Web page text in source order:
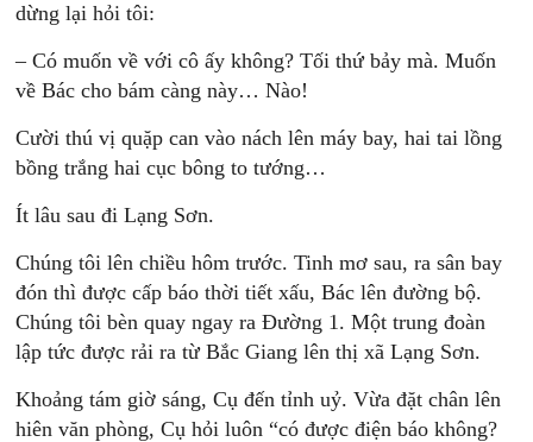
dừng lại hỏi tôi:
– Có muốn về với cô ấy không? Tối thứ bảy mà. Muốn
về Bác cho bám càng này… Nào!
Cười thú vị quặp can vào nách lên máy bay, hai tai lồng
bồng trắng hai cục bông to tướng…
Ít lâu sau đi Lạng Sơn.
Chúng tôi lên chiều hôm trước. Tinh mơ sau, ra sân bay
đón thì được cấp báo thời tiết xấu, Bác lên đường bộ.
Chúng tôi bèn quay ngay ra Đường 1. Một trung đoàn
lập tức được rải ra từ Bắc Giang lên thị xã Lạng Sơn.
Khoảng tám giờ sáng, Cụ đến tỉnh uỷ. Vừa đặt chân lên
hiên văn phòng, Cụ hỏi luôn “có được điện báo không?